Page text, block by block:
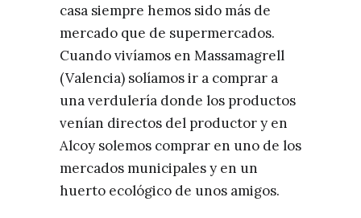
casa siempre hemos sido más de
mercado que de supermercados.
Cuando vivíamos en Massamagrell
(Valencia) solíamos ir a comprar a
una verdulería donde los productos
venían directos del productor y en
Alcoy solemos comprar en uno de los
mercados municipales y en un
huerto ecológico de unos amigos.